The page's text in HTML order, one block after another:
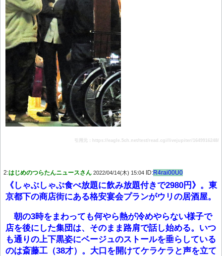
引用元：https://eagle.5ch.net/test/read.cgi/livejupiter/1649916248/
2:はじめのつらたんニュースさん 2022/04/14(木) 15:04 ID:R4rai00U0
《しゃぶしゃぶ食べ放題に飲み放題付きで2980円》。東
京都下の商店街にある格安宴会プランがウリの居酒屋。
朝の3時をまわっても何やら熱が冷めやらない様子で
店を後にした集団は、そのまま路肩で話し始める。いつ
も通りの上下黒姿にベージュのストールを垂らしている
のは斎藤工（38才）。大口を開けてケラケラと声を立て